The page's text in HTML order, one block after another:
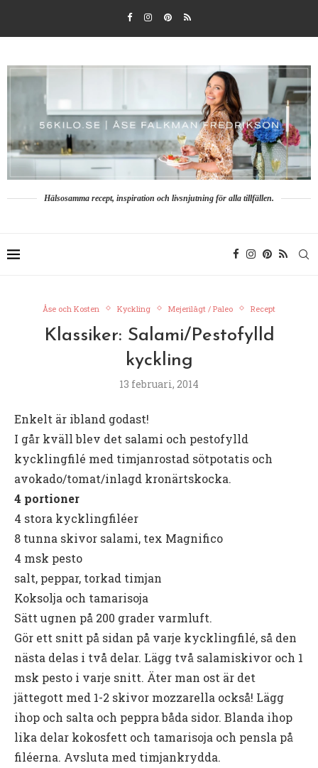
Hälsosamma recept, inspiration och livsnjutning för alla tillfällen.
Åse och Kosten Kyckling Mejerilågt / Paleo Recept
Klassiker: Salami/Pestofylld
kyckling
13 februari, 2014
Enkelt är ibland godast!
I går kväll blev det salami och pestofylld
kycklingfilé med timjanrostad sötpotatis och
avokado/tomat/inlagd kronärtskocka.
4 portioner
4 stora kycklingfiléer
8 tunna skivor salami, tex Magnifico
4 msk pesto
salt, peppar, torkad timjan
Koksolja och tamarisoja
Sätt ugnen på 200 grader varmluft.
Gör ett snitt på sidan på varje kycklingfilé, så den
nästa delas i två delar. Lägg två salamiskivor och 1
msk pesto i varje snitt. Äter man ost är det
jättegott med 1-2 skivor mozzarella också! Lägg
ihop och salta och peppra båda sidor. Blanda ihop
lika delar kokosfett och tamarisoja och pensla på
filéerna. Avsluta med timjankrydda.